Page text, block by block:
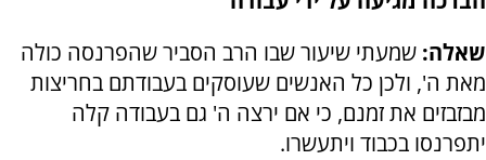
שאלה: שמעתי שיעור שבו הרב הסביר שהפרנסה כולה
מאת ה', ולכן כל האנשים שעוסקים בעבודתם בחריצות
מבזבזים את זמנם, כי אם ירצה ה' גם בעבודה קלה
יתפרנסו בכבוד ויתעשרו.